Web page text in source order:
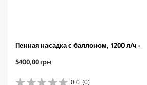
Пенная насадка с баллоном, 1200 л/ч -
C
r
5400,00 грн
0.0 (0)